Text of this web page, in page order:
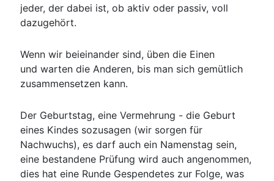
jeder, der dabei ist, ob aktiv oder passiv, voll
dazugehört.
Wenn wir beieinander sind, üben die Einen
und warten die Anderen, bis man sich gemütlich
zusammensetzen kann.
Der Geburtstag, eine Vermehrung - die Geburt
eines Kindes sozusagen (wir sorgen für
Nachwuchs), es darf auch ein Namenstag sein,
eine bestandene Prüfung wird auch angenommen,
dies hat eine Runde Gespendetes zur Folge, was